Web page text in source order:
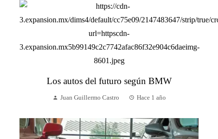
Los autos del futuro según BMW
Juan Guillermo Castro Hace 1 año